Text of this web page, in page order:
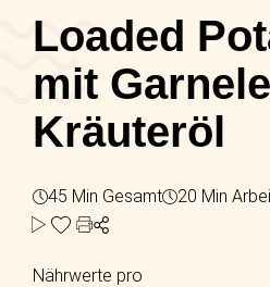
Loaded
mit
Kräuteröl
45 Min Gesamt 20 Min
Nährwerte pro